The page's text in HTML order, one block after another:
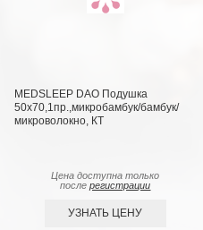
MEDSLEEP DAO Подушка
50х70,1пр.,микробамбук/бамбук/
микроволокно, КТ
Цена доступна только
послерегистрации
УЗНАТЬ ЦЕНУ